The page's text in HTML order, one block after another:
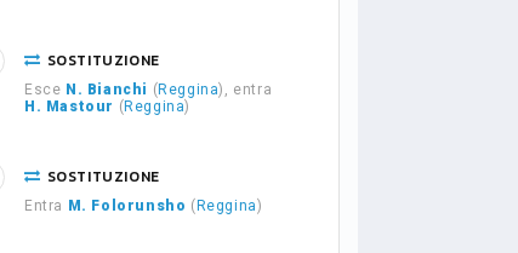
SOSTITUZIONE
Esce N. Bianchi ( Reggina), entra
H. Mastour ( Reggina)
SOSTITUZIONE
Entra M. Folorunsho ( Reggina)